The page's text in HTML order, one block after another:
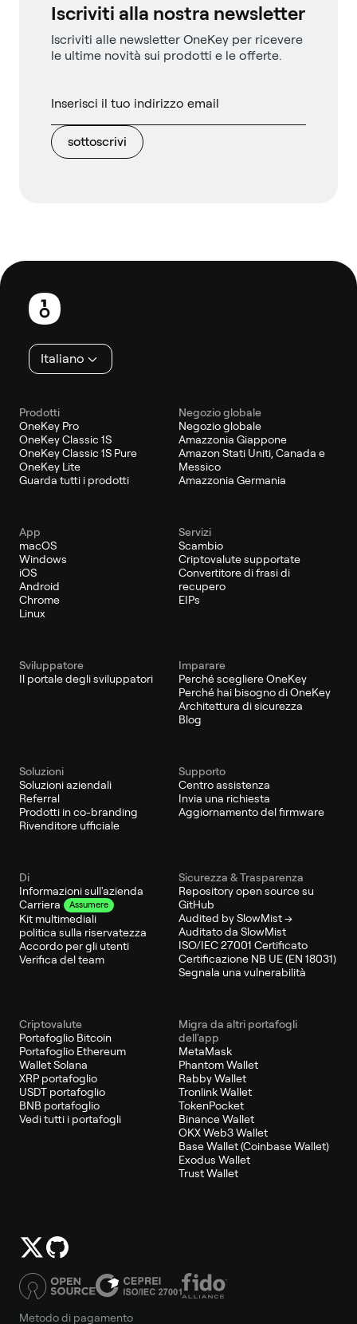
Iscriviti alla nostra newsletter
Iscriviti alle newsletter OneKey per ricevere
le ultime novità sui prodotti e le offerte.
sottoscrivi
Piè
pagina
Italiano
Prodotti
OneKey Pro
OneKey Classic 1S
OneKey Classic 1S Pure
OneKey Lite
Guarda tutti i prodotti
Negozio globale
Negozio globale
Amazzonia Giappone
Amazon Stati Uniti, Canada e
Messico
Amazzonia Germania
App
macOS
Windows
iOS
Android
Chrome
Linux
Servizi
Scambio
Criptovalute supportate
Convertitore di frasi di
recupero
EIPs
Sviluppatore
Il portale degli sviluppatori
Imparare
Perché scegliere OneKey
Perché hai bisogno di OneKey
Architettura di sicurezza
Blog
Soluzioni
Soluzioni aziendali
Referral
Prodotti in co-branding
Rivenditore ufficiale
Supporto
Centro assistenza
Invia una richiesta
Aggiornamento del firmware
Di
Informazioni sull'azienda
Carriera
Assumere
Kit multimediali
politica sulla riservatezza
Accordo per gli utenti
Verifica del team
Sicurezza & Trasparenza
Repository open source su
GitHub
Audited by SlowMist →
Auditato da SlowMist
ISO/IEC 27001 Certificato
Certificazione NB UE (EN 18031)
Segnala una vulnerabilità
Criptovalute
Portafoglio Bitcoin
Portafoglio Ethereum
Wallet Solana
XRP portafoglio
USDT portafoglio
BNB portafoglio
Vedi tutti i portafogli
Migra da altri portafogli
dell'app
MetaMask
Phantom Wallet
Rabby Wallet
Tronlink Wallet
TokenPocket
Binance Wallet
OKX Web3 Wallet
Base Wallet (Coinbase Wallet)
Exodus Wallet
Trust Wallet
Metodo di pagamento